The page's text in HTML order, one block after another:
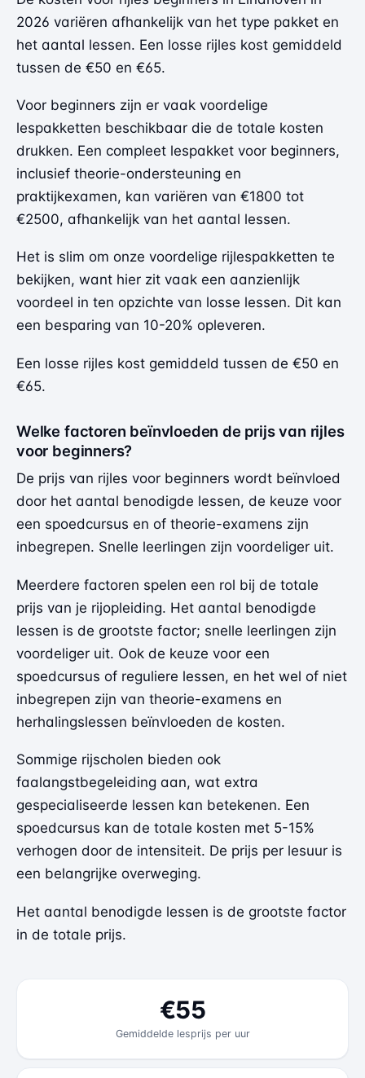
2026 variëren afhankelijk van het type pakket en
het aantal lessen. Een losse rijles kost gemiddeld
tussen de €50 en €65.
Voor beginners zijn er vaak voordelige
lespakketten beschikbaar die de totale kosten
drukken. Een compleet lespakket voor beginners,
inclusief theorie-ondersteuning en
praktijkexamen, kan variëren van €1800 tot
€2500, afhankelijk van het aantal lessen.
Het is slim om onze voordelige rijlespakketten te
bekijken, want hier zit vaak een aanzienlijk
voordeel in ten opzichte van losse lessen. Dit kan
een besparing van 10-20% opleveren.
Een losse rijles kost gemiddeld tussen de €50 en
€65.
Welke factoren beïnvloeden de prijs van rijles
voor beginners?
De prijs van rijles voor beginners wordt beïnvloed
door het aantal benodigde lessen, de keuze voor
een spoedcursus en of theorie-examens zijn
inbegrepen. Snelle leerlingen zijn voordeliger uit.
Meerdere factoren spelen een rol bij de totale
prijs van je rijopleiding. Het aantal benodigde
lessen is de grootste factor; snelle leerlingen zijn
voordeliger uit. Ook de keuze voor een
spoedcursus of reguliere lessen, en het wel of niet
inbegrepen zijn van theorie-examens en
herhalingslessen beïnvloeden de kosten.
Sommige rijscholen bieden ook
faalangstbegeleiding aan, wat extra
gespecialiseerde lessen kan betekenen. Een
spoedcursus kan de totale kosten met 5-15%
verhogen door de intensiteit. De prijs per lesuur is
een belangrijke overweging.
Het aantal benodigde lessen is de grootste factor
in de totale prijs.
€55
Gemiddelde lesprijs per uur